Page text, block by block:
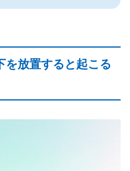
を放置すると起こる